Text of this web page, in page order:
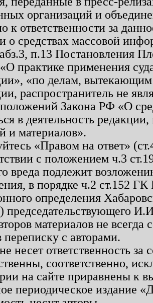
организаций и
к ответственности за
о средствах массовой
п.13 Постановления
практике применения
«по делам, вытекающим
распространитель не
Закона РФ «О
в деятельность
и материалов».
«Правом на ответ»
с положением ч.3
вреда подлежит
в порядке ч.2 ст.152
определения
председательствующего
материалов не
переписку с авторами.
несет ответственность
соответственно,
на сайте приравнены к
периодическое издание